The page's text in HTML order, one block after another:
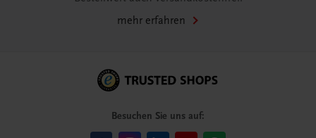
mehr erfahren
Besuchen Sie uns auf: